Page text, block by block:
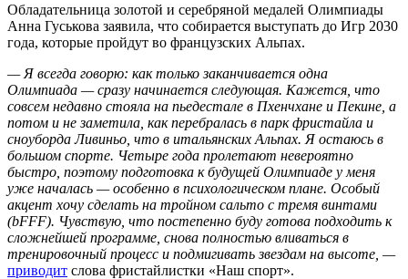
Обладательница золотой и серебряной медалей Олимпиады
Анна Гуськова заявила, что собирается выступать до Игр 2030
года, которые пройдут во французских Альпах.
— Я всегда говорю: как только заканчивается одна
Олимпиада — сразу начинается следующая. Кажется, что
совсем недавно стояла на пьедестале в Пхенчхане и Пекине, а
потом и не заметила, как перебралась в парк фристайла и
сноуборда Ливиньо, что в итальянских Альпах. Я остаюсь в
большом спорте. Четыре года пролетают невероятно
быстро, поэтому подготовка к будущей Олимпиаде у меня
уже началась — особенно в психологическом плане. Особый
акцент хочу сделать на тройном сальто с тремя винтами
(bFFF). Чувствую, что постепенно буду готова подходить к
сложнейшей программе, снова полностью вливаться в
тренировочный процесс и подмигивать звездам на высоте, —
приводит слова фристайлистки «Наш спорт».